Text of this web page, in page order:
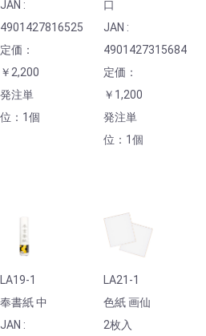
JAN :
4901427816525
定価：
￥2,200
発注単
位：1個
口
JAN :
4901427315684
定価：
￥1,200
発注単
位：1個
LA19-1
奉書紙 中
JAN :
LA21-1
色紙 画仙
2枚入